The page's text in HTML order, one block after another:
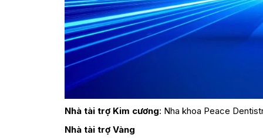
Nhà tài trợ Kim cương: Nha khoa Peace
Nhà tài trợ Vàng